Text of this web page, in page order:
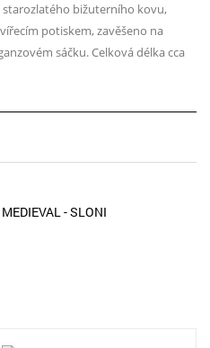
bižuterního kovu,
potiskem, zavěšeno na
sáčku. Celková délka cca
- SLONI